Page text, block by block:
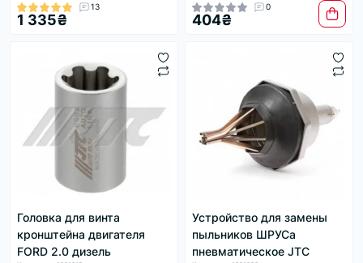
13
1 335₴
0
404₴
Головка для винта
кронштейна двигателя
FORD 2.0 дизель
Устройство для замены
пыльников ШРУСа
пневматическое JTC